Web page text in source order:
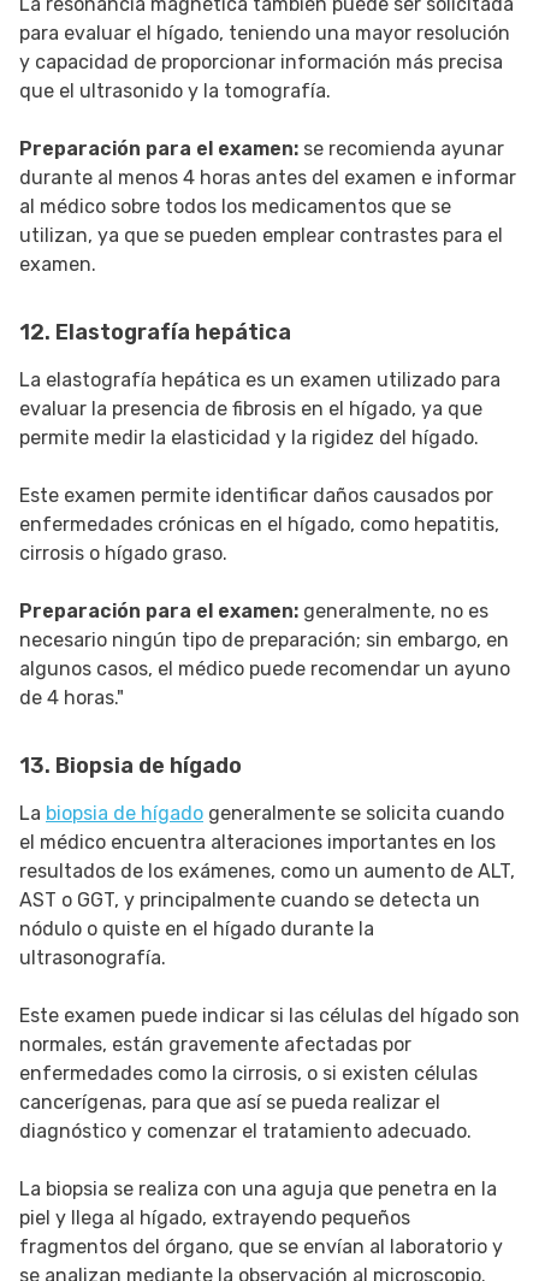
La resonancia magnética también puede ser solicitada
para evaluar el hígado, teniendo una mayor resolución
y capacidad de proporcionar información más precisa
que el ultrasonido y la tomografía.
Preparación para el examen: se recomienda ayunar
durante al menos 4 horas antes del examen e informar
al médico sobre todos los medicamentos que se
utilizan, ya que se pueden emplear contrastes para el
examen.
12. Elastografía hepática
La elastografía hepática es un examen utilizado para
evaluar la presencia de fibrosis en el hígado, ya que
permite medir la elasticidad y la rigidez del hígado.
Este examen permite identificar daños causados por
enfermedades crónicas en el hígado, como hepatitis,
cirrosis o hígado graso.
Preparación para el examen: generalmente, no es
necesario ningún tipo de preparación; sin embargo, en
algunos casos, el médico puede recomendar un ayuno
de 4 horas."
13. Biopsia de hígado
La biopsia de hígado generalmente se solicita cuando
el médico encuentra alteraciones importantes en los
resultados de los exámenes, como un aumento de ALT,
AST o GGT, y principalmente cuando se detecta un
nódulo o quiste en el hígado durante la
ultrasonografía.
Este examen puede indicar si las células del hígado son
normales, están gravemente afectadas por
enfermedades como la cirrosis, o si existen células
cancerígenas, para que así se pueda realizar el
diagnóstico y comenzar el tratamiento adecuado.
La biopsia se realiza con una aguja que penetra en la
piel y llega al hígado, extrayendo pequeños
fragmentos del órgano, que se envían al laboratorio y
se analizan mediante la observación al microscopio.